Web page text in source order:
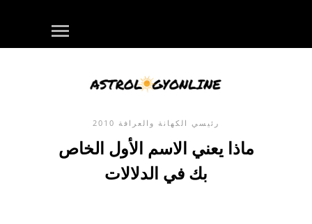
رئيسي الكهانة والعرافة
ماذا يعني الاسم الأول الخاص
بك في الدلالات